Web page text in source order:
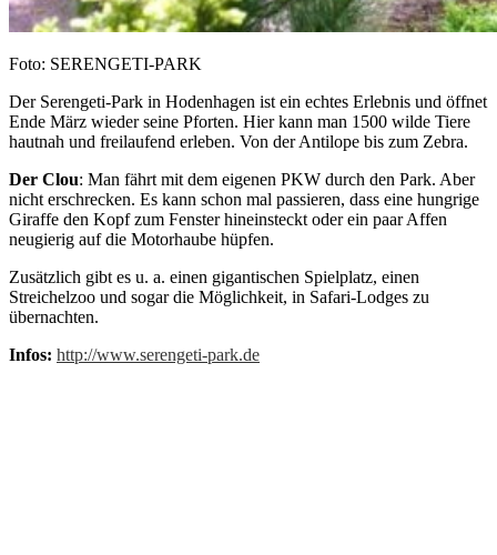
Foto: SERENGETI-PARK
Der Serengeti-Park in Hodenhagen ist ein echtes Erlebnis und öffnet
Ende März wieder seine Pforten. Hier kann man 1500 wilde Tiere
hautnah und freilaufend erleben. Von der Antilope bis zum Zebra.
Der Clou: Man fährt mit dem eigenen PKW durch den Park. Aber
nicht erschrecken. Es kann schon mal passieren, dass eine hungrige
Giraffe den Kopf zum Fenster hineinsteckt oder ein paar Affen
neugierig auf die Motorhaube hüpfen.
Zusätzlich gibt es u. a. einen gigantischen Spielplatz, einen
Streichelzoo und sogar die Möglichkeit, in Safari-Lodges zu
übernachten.
Infos: http://www.serengeti-park.de